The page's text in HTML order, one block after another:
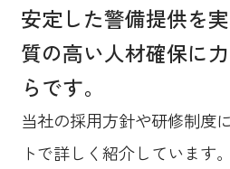
安定した警備提供を
質の高い人材確保に
らです。
当社の採用方針や研修制度
トで詳しく紹介しています。